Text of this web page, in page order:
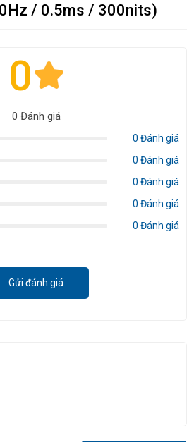
/ 0.5ms / 300nits)
0
0 Đánh giá
0 Đánh giá
0 Đánh giá
0 Đánh giá
0 Đánh giá
0 Đánh giá
Gửi đánh giá